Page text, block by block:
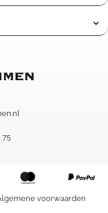
75
voorwaarden